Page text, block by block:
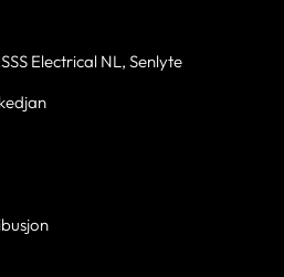
Electrical NL, Senlyte